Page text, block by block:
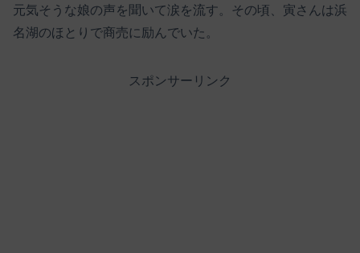
元気そうな娘の声を聞いて涙を流す。その頃、寅さんは浜
名湖のほとりで商売に励んでいた。
スポンサーリンク